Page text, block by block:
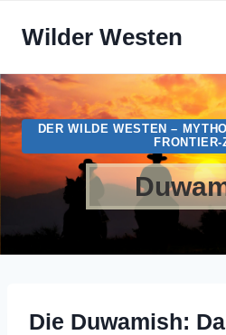
InhaltWilder Westen
DER WILDE WESTEN –
FRONTIER-
Die Duwamish: